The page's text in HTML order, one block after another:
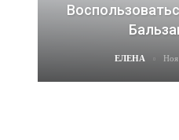
ЕЛЕНА Ноя